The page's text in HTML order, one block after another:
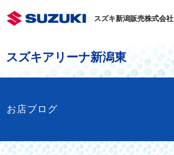
スズキ新潟販売株式会社
スズキアリーナ新潟東
お店ブログ